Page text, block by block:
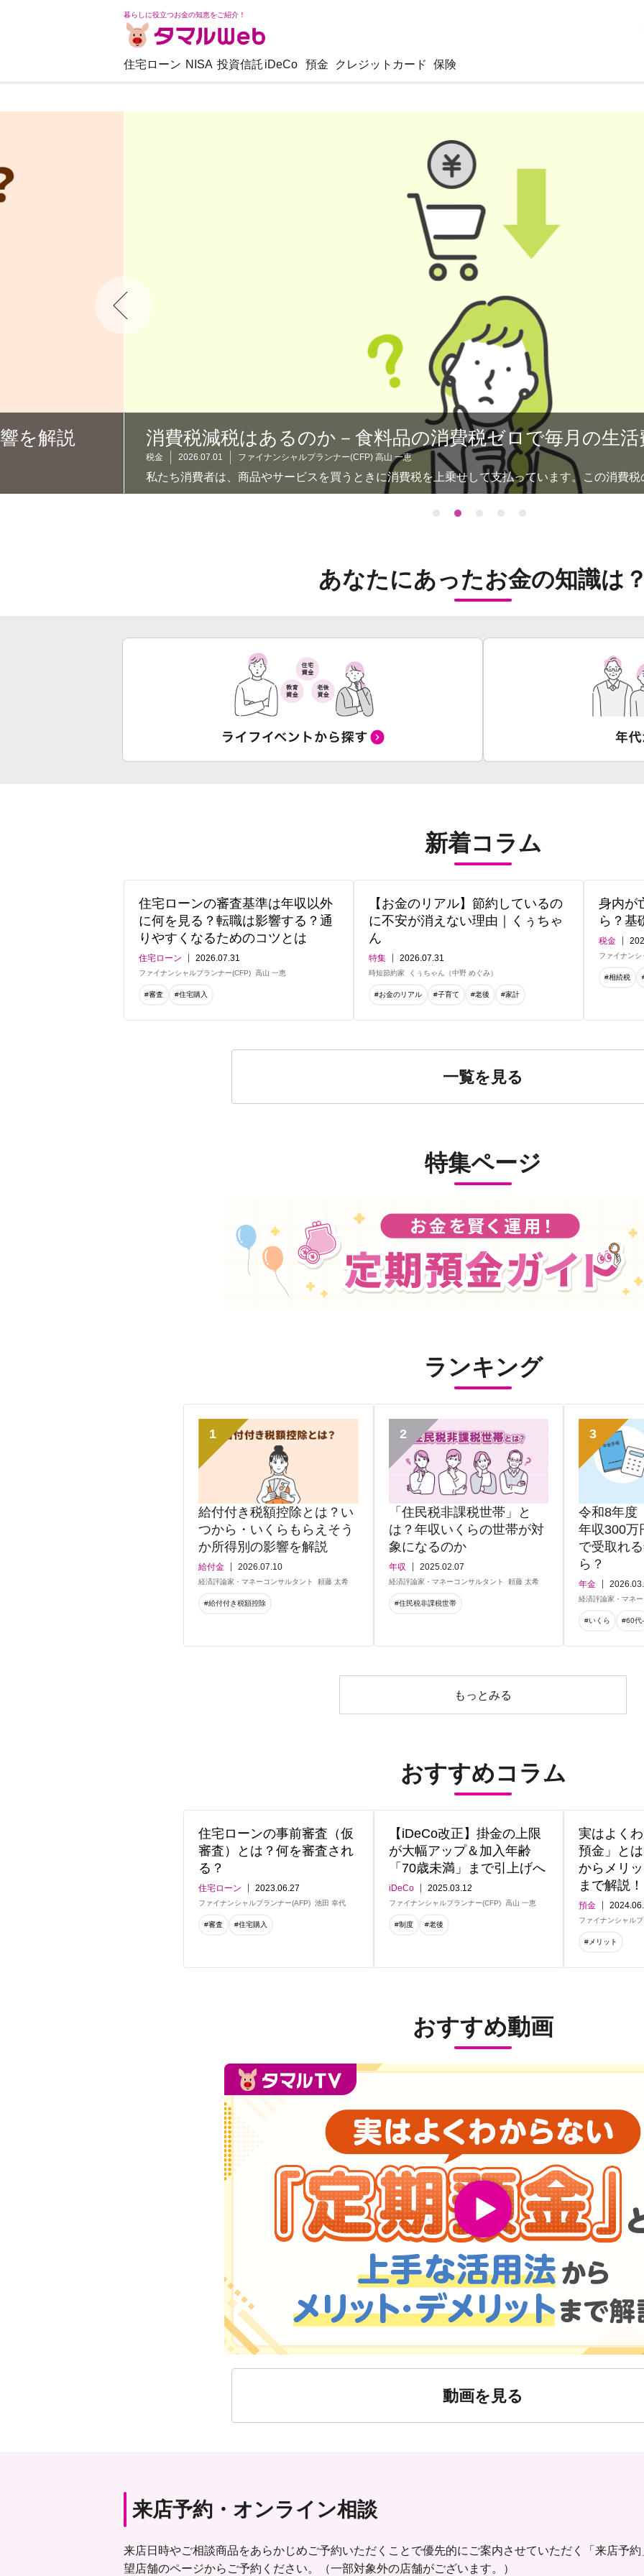
暮らしに役立つお金の知恵をご紹介！
住宅ローン NISA 投資信託 iDeCo 預金 クレジットカード 保険
を解説 消費税減税はあるのか－食料品の消費税ゼロで毎月の生
税金 2026.07.01 ファイナンシャルプランナー(CFP) 高山 一恵
私たち消費者は、商品やサービスを買うときに消費税を上乗せして支払っています。この消費税
あなたにあったお金の知識は
新着コラム
住宅ローンの審査基準は年収以外
に何を見る？転職は影響する？通
りやすくなるためのコツとは
住宅ローン 2026.07.31
ファイナンシャルプランナー(CFP) 高山 一恵
#審査 #住宅購入
【お金のリアル】節約しているの
に不安が消えない理由｜くぅちゃ
ん
特集 2026.07.31
時短節約家 くぅちゃん（中野 めぐみ）
#お金のリアル #子育て #老後 #家計
身内が
ら？基
税金
ファイナン
#相続税
一覧を見る
特集ページ
ランキング
1
給付付き税額控除とは？い
つから・いくらもらえそう
か所得別の影響を解説
給付金 2026.07.10
経済評論家・マネーコンサルタント 頼藤 太希
#給付付き税額控除
2
「住民税非課税世帯」と
は？年収いくらの世帯が対
象になるのか
年収 2025.02.07
経済評論家・マネーコンサルタント 頼藤 太希
#住民税非課税世帯
3
令和8年度
年収300万
で受取れ
ら？
年金
経済評論家・マネ
#いくら #60代-
もっとみる
おすすめコラム
住宅ローンの事前審査（仮
審査）とは？何を審査され
る？
住宅ローン 2023.06.27
ファイナンシャルプランナー(AFP) 池田 幸代
#審査 #住宅購入
【iDeCo改正】掛金の上限
が大幅アップ＆加入年齢
「70歳未満」まで引上げへ
iDeCo 2025.03.12
ファイナンシャルプランナー(CFP) 高山 一恵
#制度 #老後
実はよく
預金」と
からメリ
まで解説！
預金
ファイナンシャル
#メリット
おすすめ動画
動画を見る
来店予約・オンライン相談
来店日時やご相談商品をあらかじめご予約いただくことで優先的にご案内させていただく「来店予
望店舗のページからご予約ください。（一部対象外の店舗がございます。）